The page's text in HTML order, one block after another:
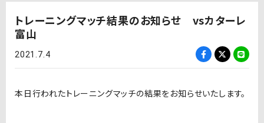
トレーニングマッチ結果のお知らせ vsカターレ
富山
2021.7.4
本日行われたトレーニングマッチの結果をお知らせいたします。